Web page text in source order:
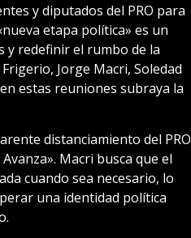
y diputados del PRO para
etapa política» es un
y redefinir el rumbo de la
Jorge Macri, Soledad
estas reuniones subraya la
distanciamiento del PRO
Macri busca que el
cuando sea necesario, lo
una identidad política